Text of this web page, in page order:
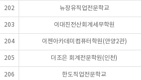
202 뉴장유직업전문학교
203 이대진전산회계세무학원
204 이젠아카데미컴퓨터학원(안양2관)
205 더조은 회계전문학원(인천)
206 한도직업전문학교